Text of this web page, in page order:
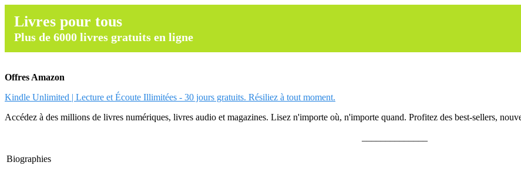
Livres pour tous
Plus de 6000 livres gratuits en ligne
Offres Amazon
Kindle Unlimited | Lecture et Écoute Illimitées - 30 jours gratuits. Résiliez à tout moment.
Accédez à des millions de livres numériques, livres audio et magazines. Lisez n'importe où, n'importe quand. Profitez des best-sellers,
Biographies